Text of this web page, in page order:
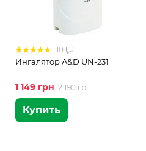
10
Ингалятор A&D UN-231
1 149 грн 2 190 грн
Купить